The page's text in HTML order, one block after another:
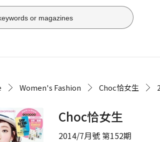
Women's Fashion Choc恰女生
Choc恰女生
2014/7月號 第152期